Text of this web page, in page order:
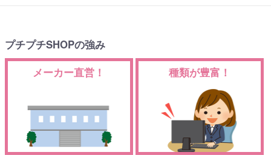
プチプチSHOPの強み
メーカー直営！
種類が豊富！